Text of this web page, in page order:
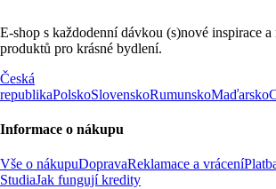
E-shop s každodenní dávkou (s)nové inspirace
produktů pro krásné bydlení.
Česká
republikaPolskoSlovenskoRumunskoMaďarsko
Informace o nákupu
Vše o nákupuDopravaReklamace a vrácení
StudiaJak fungují kredity